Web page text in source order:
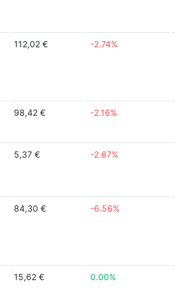
112,02 € -2.74%
98,42 € -2.16%
5,37 € -2.67%
84,30 € -6.56%
15,62 € 0.00%